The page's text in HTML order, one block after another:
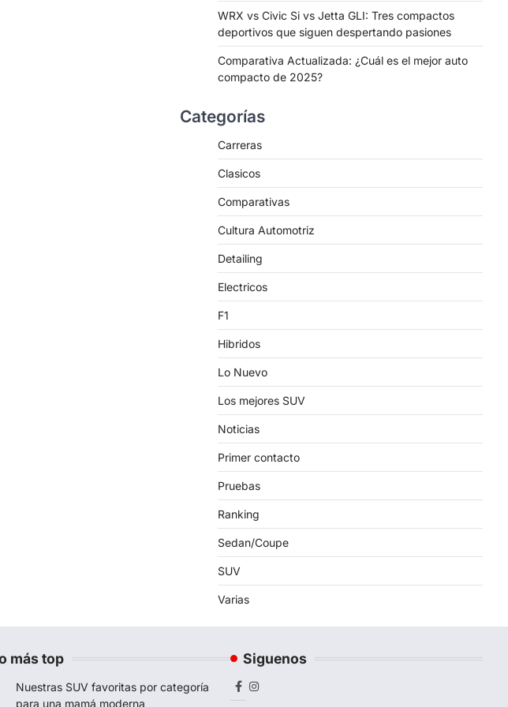
WRX vs Civic Si vs Jetta GLI: Tres compactos
deportivos que siguen despertando pasiones
Comparativa Actualizada: ¿Cuál es el mejor auto
compacto de 2025?
Categorías
Carreras
Clasicos
Comparativas
Cultura Automotriz
Detailing
Electricos
F1
Hibridos
Lo Nuevo
Los mejores SUV
Noticias
Primer contacto
Pruebas
Ranking
Sedan/Coupe
SUV
Varias
más top
Nuestras SUV favoritas por categoría
para una mamá moderna
Siguenos
Facebook
Instagram